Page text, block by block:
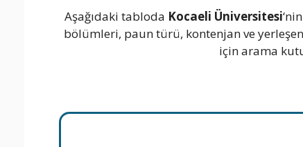
Aşağıdaki tabloda Kocaeli Üniversitesi‘nin
bölümleri, paun türü, kontenjan ve
için arama